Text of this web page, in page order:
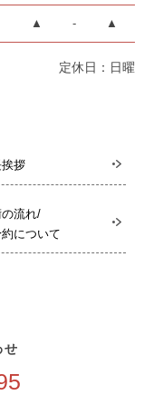
拶
流れ/
約について
▲ - ▲
定休日：日曜
せ